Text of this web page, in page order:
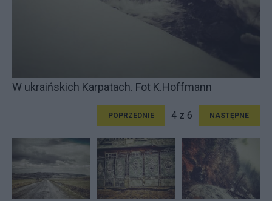
W ukraińskich Karpatach. Fot K.Hoffmann
POPRZEDNIE 4 z 6 NASTĘPNE